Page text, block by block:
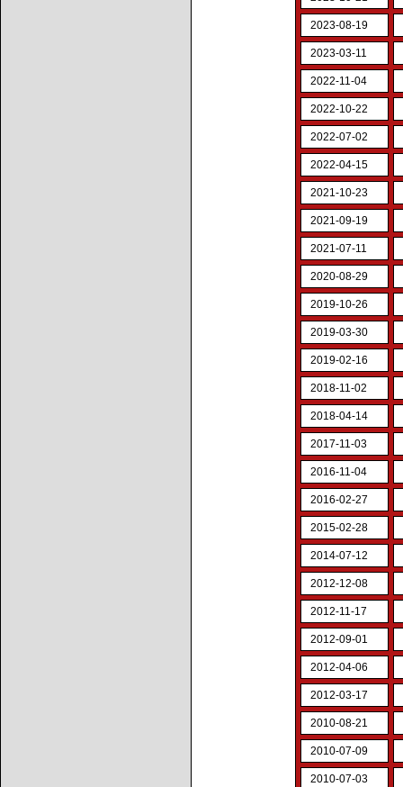
2023-08-19
2023-03-11
2022-11-04
2022-10-22
2022-07-02
2022-04-15
2021-10-23
2021-09-19
2021-07-11
2020-08-29
2019-10-26
2019-03-30
2019-02-16
2018-11-02
2018-04-14
2017-11-03
2016-11-04
2016-02-27
2015-02-28
2014-07-12
2012-12-08
2012-11-17
2012-09-01
2012-04-06
2012-03-17
2010-08-21
2010-07-09
2010-07-03